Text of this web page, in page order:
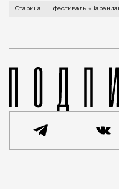
В минувший уикенд
Старица фестиваль